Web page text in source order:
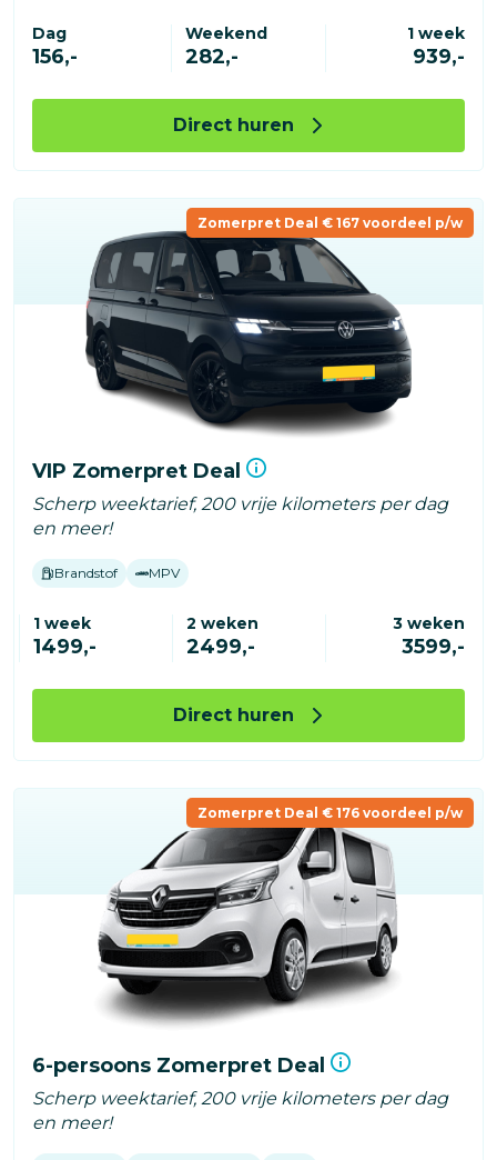
Dag
156,-
Weekend
282,-
1 week
939,-
Direct huren
Zomerpret Deal € 167 voordeel p/w
VIP Zomerpret Deal
Scherp weektarief, 200 vrije kilometers per dag
en meer!
Brandstof MPV
1 week
1499,-
2 weken
2499,-
3 weken
3599,-
Direct huren
Zomerpret Deal € 176 voordeel p/w
6-persoons Zomerpret Deal
Scherp weektarief, 200 vrije kilometers per dag
en meer!